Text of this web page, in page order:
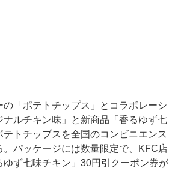
「ポテトチップス」とコラボレーシ
ナルチキン味」と新商品「香るゆず七
テトチップスを全国のコンビニエンス
。パッケージには数量限定で、KFC店
ゆず七味チキン」30円引クーポン券が